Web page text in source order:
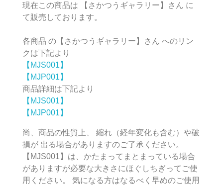
現在この商品は 【さかつうギャラリー】さん に
て販売しております。
各商品 の【さかつうギャラリー】さん へのリン
クは下記より
【MJS001】
【MJP001】
商品詳細は下記より
【MJS001】
【MJP001】
尚、商品の性質上、 縮れ（経年変化も含む）や破
損が 出る場合がありますのご了承ください。
【MJS001】は、かたまってまとまっている場合
がありますが必要な大きさにほぐしちぎってご使
用ください。 気になる方はなるべく早めのご使用